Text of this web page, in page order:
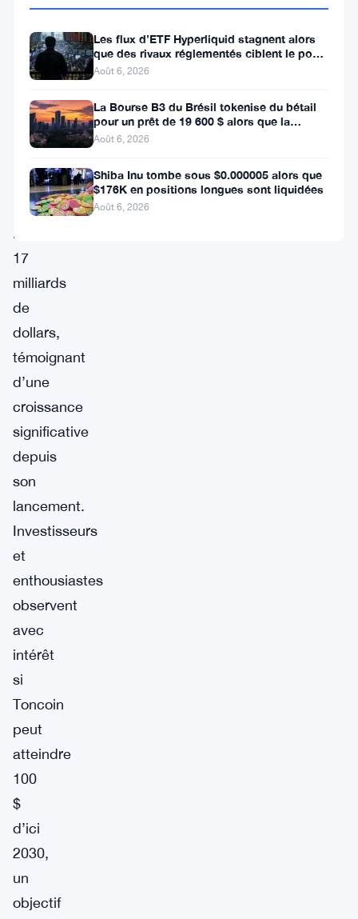
autour
7,09
avec
une
boursière
dépassant
les
17
milliards
de
dollars,
témoignant
d’une
croissance
significative
depuis
son
lancement.
Investisseurs
et
enthousiastes
observent
avec
intérêt
si
Toncoin
peut
atteindre
100
$
d’ici
2030,
un
objectif
Les flux d’ETF Hyperliquid stagnent alors
que des rivaux réglementés ciblent le pool
de trading DeFi de 2 à 3
Août 6, 2026
La Bourse B3 du Brésil tokenise du bétail
pour un prêt de 19 600 $ alors que la
blockchain atteint la ferme
Août 6, 2026
Shiba Inu tombe sous $0.000005 alors que
$176K en positions longues sont liquidées
Août 6, 2026